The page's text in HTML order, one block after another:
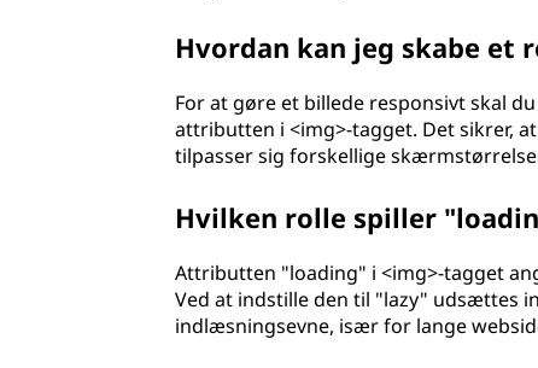
Hvordan kan jeg skabe et
For at gøre et billede responsivt skal
attributten i <img>-tagget. Det sikrer,
tilpasser sig forskellige
Hvilken rolle spiller
Attributten "loading" i <img>-tagget
Ved at indstille den til "lazy" udsættes
indlæsningsevne, især for lange